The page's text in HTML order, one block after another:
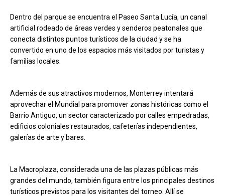
Dentro del parque se encuentra el Paseo Santa Lucía, un canal
artificial rodeado de áreas verdes y senderos peatonales que
conecta distintos puntos turísticos de la ciudad y se ha
convertido en uno de los espacios más visitados por turistas y
familias locales.
Además de sus atractivos modernos, Monterrey intentará
aprovechar el Mundial para promover zonas históricas como el
Barrio Antiguo, un sector caracterizado por calles empedradas,
edificios coloniales restaurados, cafeterías independientes,
galerías de arte y bares.
La Macroplaza, considerada una de las plazas públicas más
grandes del mundo, también figura entre los principales destinos
turísticos previstos para los visitantes del torneo. Allí se